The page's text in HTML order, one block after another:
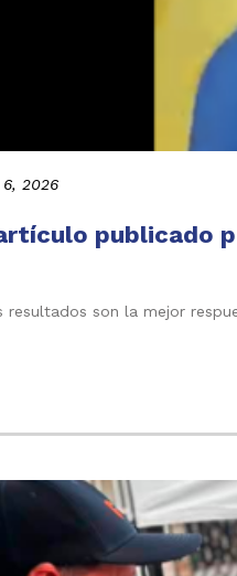
2026
publicado
resultados son la mejor